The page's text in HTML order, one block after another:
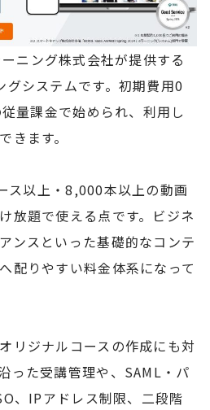
ニング株式会社が提供する
グシステムです。初期費用0
量課金で始められ、利用し
きます。
ス以上・8,000本以上の動画
放題で使える点です。ビジネ
ンスといった基礎的なコンテ
配りやすい料金体系になって
リジナルコースの作成にも対
った受講管理や、SAML・パ
、IPアドレス制限、二段階